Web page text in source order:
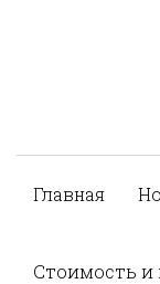
Главная
Стоимость и